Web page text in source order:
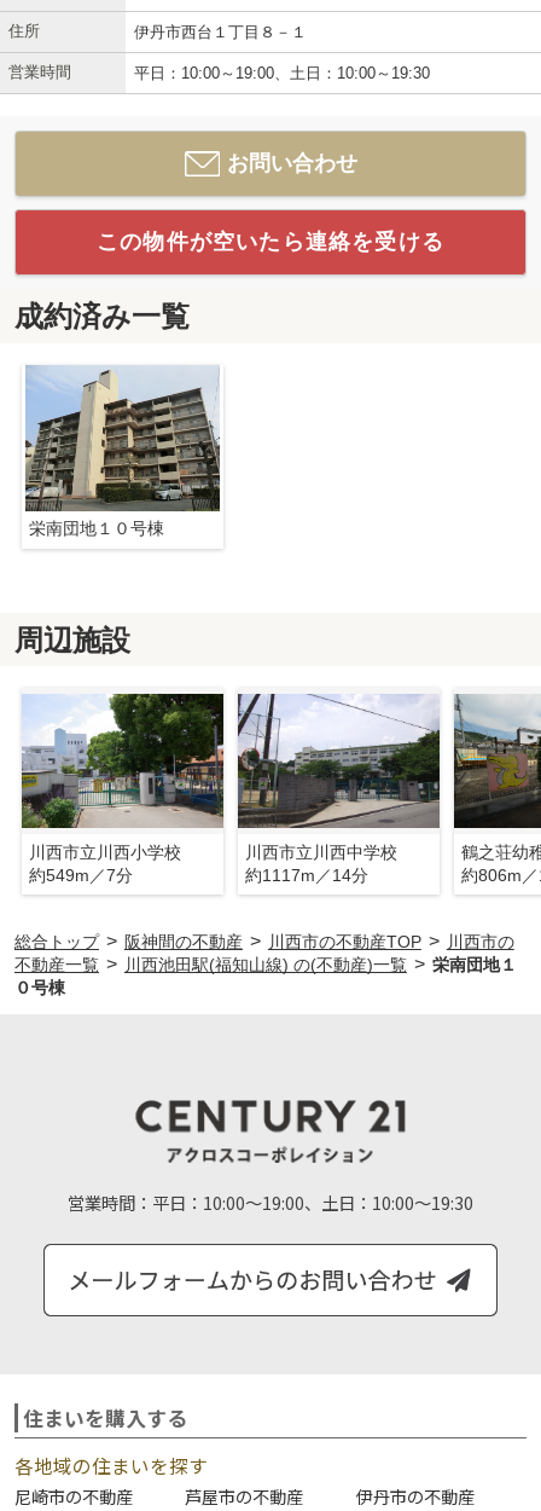
住所 伊丹市西台１丁目８－１
営業時間 平日：10:00～19:00、土日：10:00～19:30
お問い合わせ
この物件が空いたら連絡を受ける
成約済み一覧
栄南団地１０号棟
周辺施設
川西市立川西小学校
約549m／7分
川西市立川西中学校
約1117m／14分
鶴之荘幼
約806m
総合トップ > 阪神間の不動産 > 川西市の不動産TOP > 川西市の
不動産一覧 > 川西池田駅(福知山線) の(不動産)一覧 > 栄南団地１
０号棟
営業時間： 平日：10:00～19:00、土日：10:00～19:30
住まいを購入する
各地域の住まいを探す
尼崎市の不動産 芦屋市の不動産
伊丹市の不動産